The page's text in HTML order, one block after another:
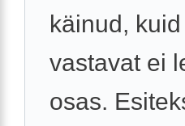
käinud,
vastavat ei
osas.